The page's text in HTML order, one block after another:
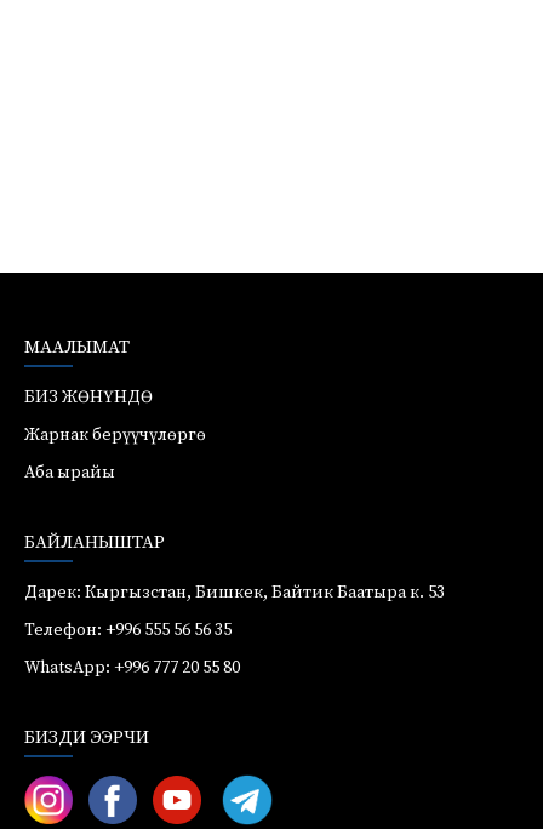
МААЛЫМАТ
БИЗ ЖӨНҮНДӨ
Жарнак берүүчүлөргө
Аба ырайы
БАЙЛАНЫШТАР
Дарек: Кыргызстан, Бишкек, Байтик Баатыра к. 53
Телефон: +996 555 56 56 35
WhatsApp: +996 777 20 55 80
БИЗДИ ЭЭРЧИ